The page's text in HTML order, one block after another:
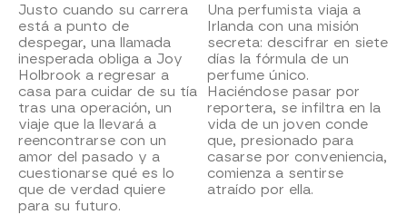
Justo cuando su carrera
está a punto de
despegar, una llamada
inesperada obliga a Joy
Holbrook a regresar a
casa para cuidar de su tía
tras una operación, un
viaje que la llevará a
reencontrarse con un
amor del pasado y a
cuestionarse qué es lo
que de verdad quiere
para su futuro.
Una perfumista viaja a
Irlanda con una misión
secreta: descifrar en siete
días la fórmula de un
perfume único.
Haciéndose pasar por
reportera, se infiltra en la
vida de un joven conde
que, presionado para
casarse por conveniencia,
comienza a sentirse
atraído por ella.